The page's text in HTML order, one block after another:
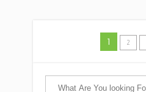
1 2